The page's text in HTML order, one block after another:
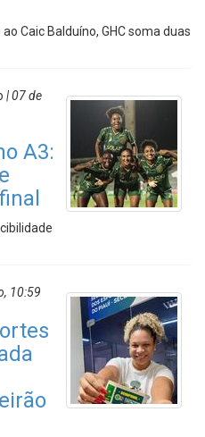
Caic Balduíno, GHC soma duas
| 07 de
A3:
10:59